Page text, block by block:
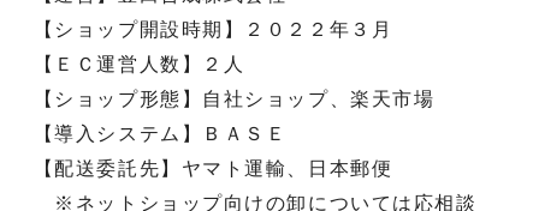
【ショップ開設時期】２０２２年３月
【ＥＣ運営人数】２人
【ショップ形態】自社ショップ、楽天市場
【導入システム】ＢＡＳＥ
【配送委託先】ヤマト運輸、日本郵便
※ネットショップ向けの卸については応相談